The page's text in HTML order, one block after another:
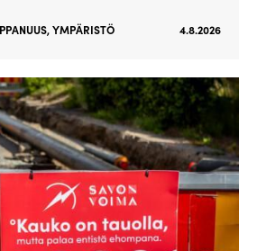
,YMPÄRISTÖ 4.8.2026